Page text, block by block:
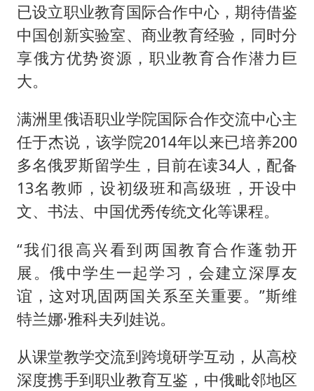
已设立职业教育国际合作中心，期待借鉴
中国创新实验室、商业教育经验，同时分
享俄方优势资源，职业教育合作潜力巨
大。
满洲里俄语职业学院国际合作交流中心主
任于杰说，该学院2014年以来已培养200
多名俄罗斯留学生，目前在读34人，配备
13名教师，设初级班和高级班，开设中
文、书法、中国优秀传统文化等课程。
“我们很高兴看到两国教育合作蓬勃开
展。俄中学生一起学习，会建立深厚友
谊，这对巩固两国关系至关重要。”斯维
特兰娜·雅科夫列娃说。
从课堂教学交流到跨境研学互动，从高校
深度携手到职业教育互鉴，中俄毗邻地区